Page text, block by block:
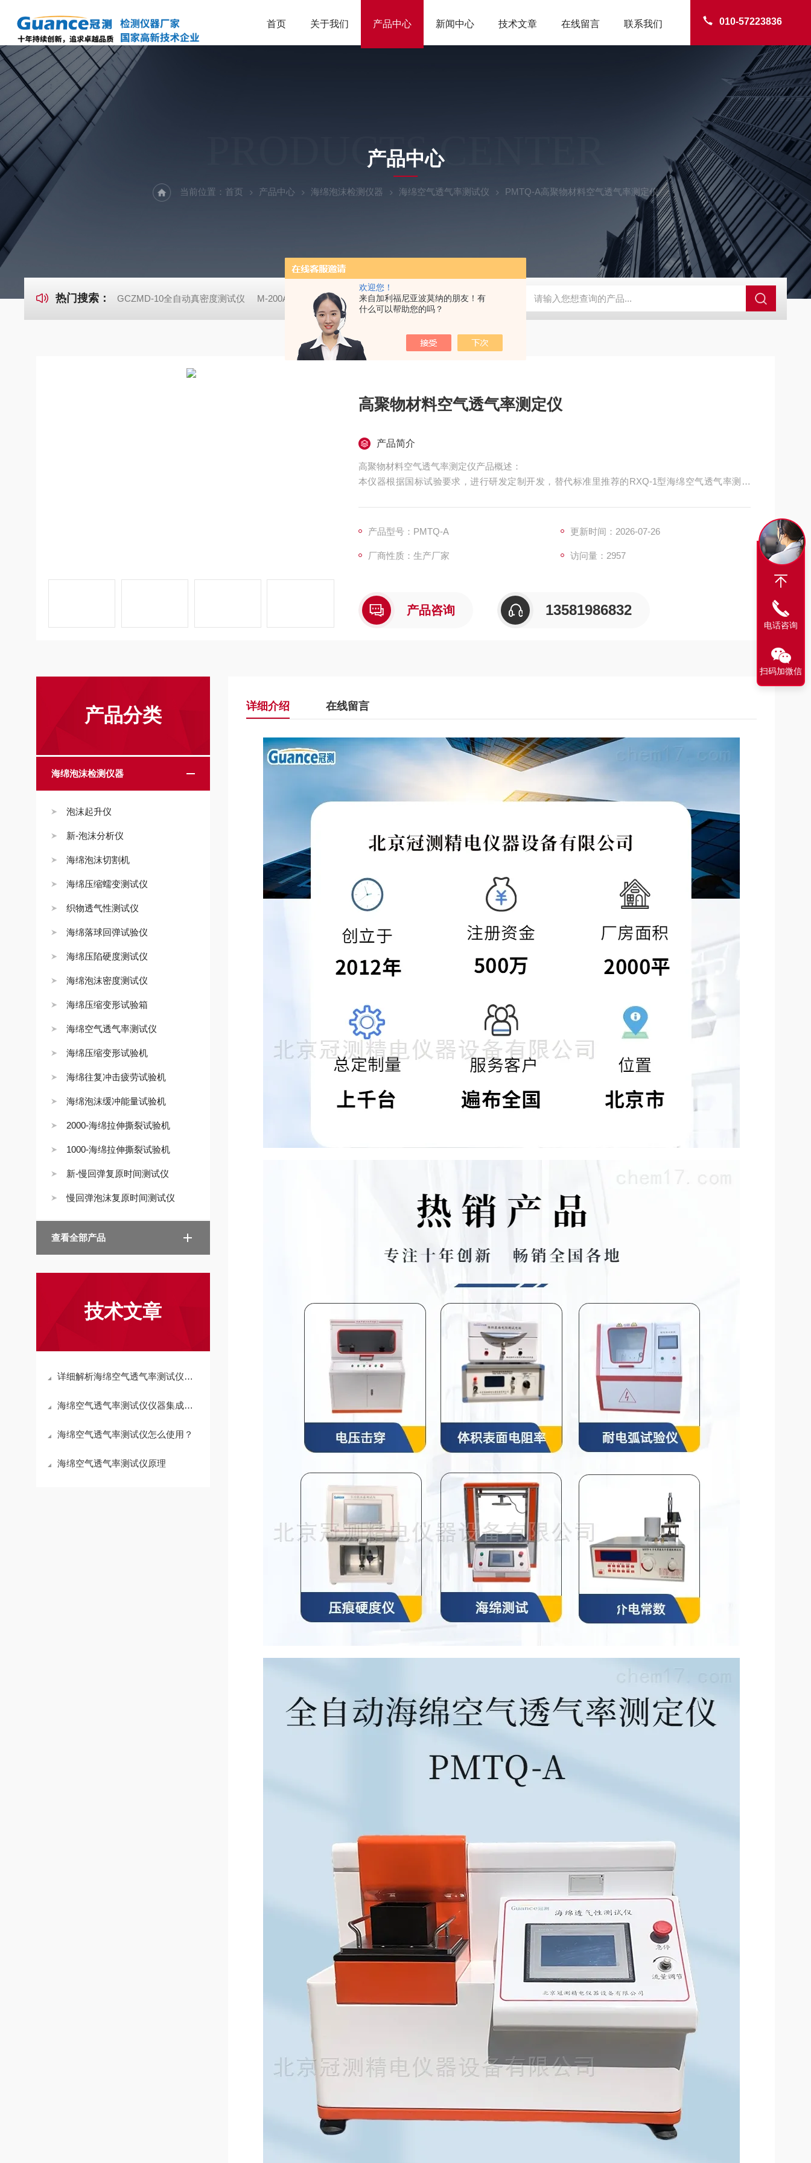
欢迎您！
来自加利福尼亚波莫纳的朋友！有
什么可以帮助您的吗？
010-57223836
首页 关于我们 产品中心 新闻中心 技术文章 在线留言 联系我们
PRODUCTS CENTER
产品中心
当前位置： 首页 产品中心 海绵泡沫检测仪器 海绵空气透气率测试仪 PMTQ-A高聚物材料空气透气率测定仪
热门搜索： GCZMD-10全自动真密度测试仪 M-200A微动摩擦磨损实验机 GCDDJ-50Kv电压击穿试验仪-微机控制 GCDDJ-50Kv绝缘材料电压击穿强度试验机 GCDDJ-100Kv
高聚物材料空气透气率测定仪
产品简介
高聚物材料空气透气率测定仪产品概述：
本仪器根据国标试验要求，进行研发定制开发，替代标准里推荐的RXQ-1型海绵空气透气率测定
研院所，质检单位进行海绵透气性测定的仪器。
产品型号：PMTQ-A 更新时间：2026-07-26
厂商性质：生产厂家 访问量：2957
产品咨询 13581986832
产品分类
海绵泡沫检测仪器
泡沫起升仪
新-泡沫分析仪
海绵泡沫切割机
海绵压缩蠕变测试仪
织物透气性测试仪
海绵落球回弹试验仪
海绵压陷硬度测试仪
海绵泡沫密度测试仪
海绵压缩变形试验箱
海绵空气透气率测试仪
海绵压缩变形试验机
海绵往复冲击疲劳试验机
海绵泡沫缓冲能量试验机
2000-海绵拉伸撕裂试验机
1000-海绵拉伸撕裂试验机
新-慢回弹复原时间测试仪
慢回弹泡沫复原时间测试仪
查看全部产品
技术文章
详细解析海绵空气透气率测试仪具有的优势
海绵空气透气率测试仪仪器集成化程度高
海绵空气透气率测试仪怎么使用？
海绵空气透气率测试仪原理
详细介绍 在线留言
电话咨询
扫码加微信